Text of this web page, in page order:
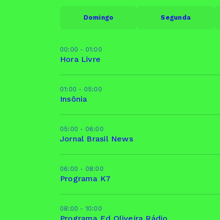
Domingo Segunda
00:00 - 01:00
Hora Livre
01:00 - 05:00
Insônia
05:00 - 06:00
Jornal Brasil News
06:00 - 08:00
Programa K7
08:00 - 10:00